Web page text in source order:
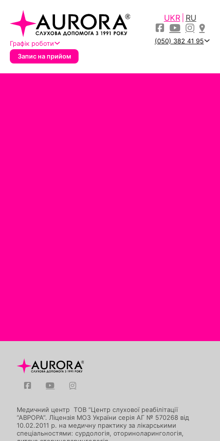
UKR RU
Графік роботи
(050) 382 41 95
Запис на прийом
Медичний центр ТОВ “Центр слухової реабілітації
“АВРОРА”. Ліцензія МОЗ України серія АГ № 570268 від
10.02.2011 р. на медичну практику за лікарськими
спеціальностями: сурдологія, оториноларингологія,